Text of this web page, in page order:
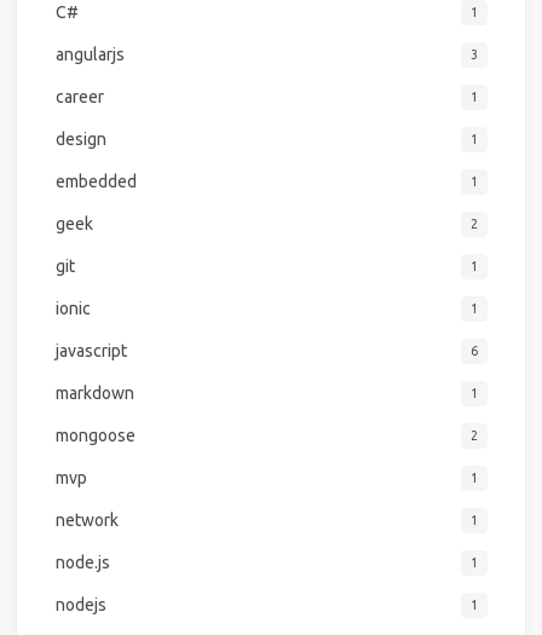
C# 1
angularjs 3
career 1
design 1
embedded 1
geek 2
git 1
ionic 1
javascript 6
markdown 1
mongoose 2
mvp 1
network 1
node.js 1
nodejs 1